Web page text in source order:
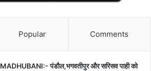
Popular Comments
MADHUBANI:- पंडौल,भगवतीपुर और सरिसव पाही को